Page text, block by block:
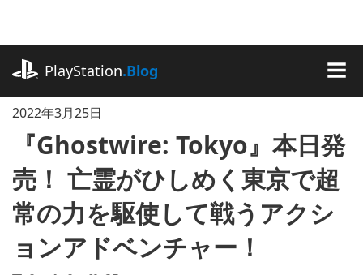
に
ッ
PlayStation.Blog
2022年3月25日
『Ghostwire: Tokyo』本日発
売！ 亡霊がひしめく東京で超
常の力を駆使して戦うアクシ
ョンアドベンチャー！